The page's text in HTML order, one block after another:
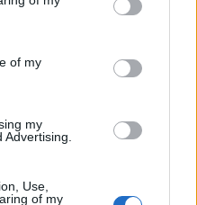
and its third-party tags to
purposes in below Google
of my
my
Use,
of my